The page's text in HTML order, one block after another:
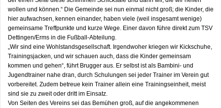
wollen und können.“ Die Gemeinde sei nun einmal nicht groß; die Kinder, die
hier aufwachsen, kennen einander, haben viele (weil insgesamt wenige)
gemeinsame Treffpunkte und kurze Wege. Einer davon führe direkt zum TSV
Dettingen/Erms in die Fußball-Abteilung.
„Wir sind eine Wohlstandsgesellschaft. Irgendwoher kriegen wir Kickschuhe,
Trainingsjacken, und wir schauen auch, dass die Kinder gemeinsam
kommen und gehen“, führt Brugger aus. Er selbst ist als Bambini- und
Jugendtrainer nahe dran, durch Schulungen sei jeder Trainer im Verein gut
vorbereitet. Zudem betreue kein Trainer allein eine Trainingseinheit, meist
sind sie zu zweit oder dritt im Einsatz.
Von Seiten des Vereins sei das Bemühen groß, auf die angekommenen